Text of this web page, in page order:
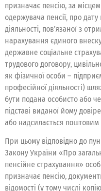
призначає пенсію, за
одержувача пенсії, про
діяльності, пов’язаної з
нарахування єдиного
державне соціальне
трудового договору,
як фізичної особи –
професійної діяльності)
бути подана особисто або
підставі виданої йому
або надсилається
При цьому відповідно до
Закону України «Про
пенсійне страхування»
призначає пенсію,
відомості (у тому числі